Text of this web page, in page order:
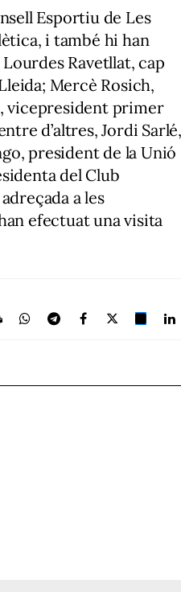
Esportiu de Les
i també hi han
Ravetllat, cap
Mercè Rosich,
vicepresident primer
d’altres, Jordi Sarlé,
president de la Unió
del Club
a les
efectuat una visita